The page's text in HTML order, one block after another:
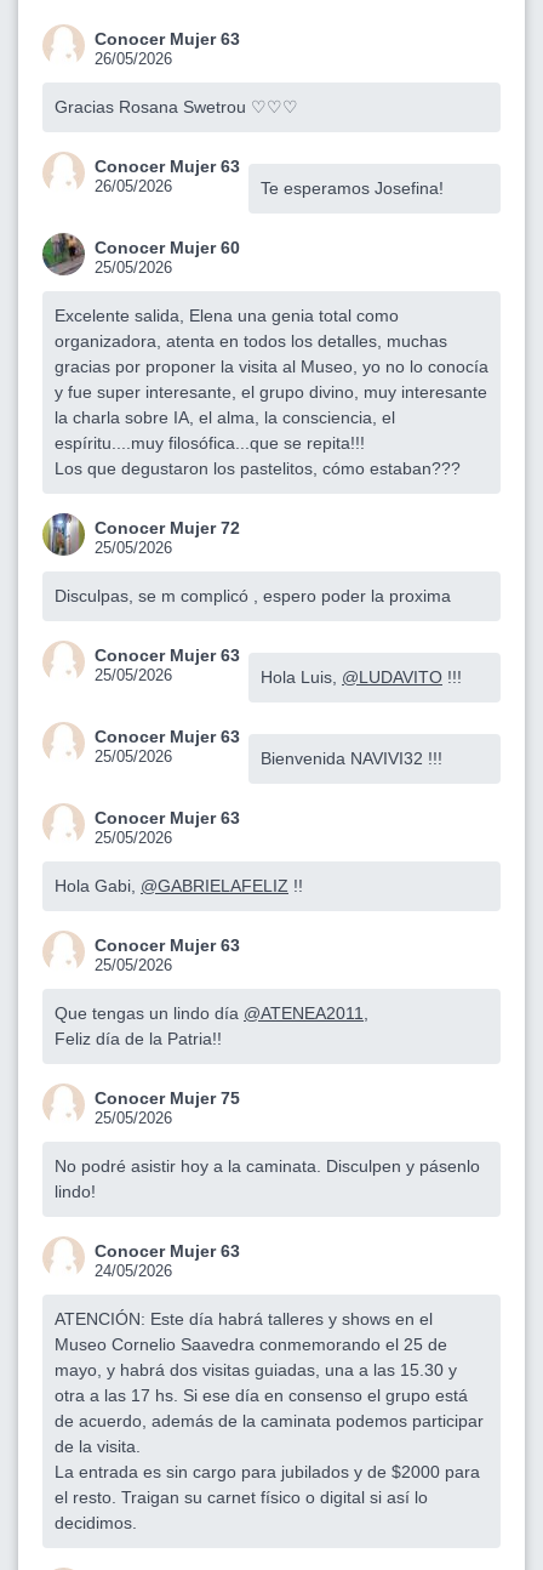
Conocer Mujer 63
26/05/2026
Gracias Rosana Swetrou ♡♡♡
Conocer Mujer 63
26/05/2026 Te esperamos Josefina!
Conocer Mujer 60
25/05/2026
Excelente salida, Elena una genia total como
organizadora, atenta en todos los detalles, muchas
gracias por proponer la visita al Museo, yo no lo conocía
y fue super interesante, el grupo divino, muy interesante
la charla sobre IA, el alma, la consciencia, el
espíritu....muy filosófica...que se repita!!!
Los que degustaron los pastelitos, cómo estaban???
Conocer Mujer 72
25/05/2026
Disculpas, se m complicó , espero poder la proxima
Conocer Mujer 63
25/05/2026 Hola Luis, @LUDAVITO !!!
Conocer Mujer 63
25/05/2026 Bienvenida NAVIVI32 !!!
Conocer Mujer 63
25/05/2026
Hola Gabi, @GABRIELAFELIZ !!
Conocer Mujer 63
25/05/2026
Que tengas un lindo día @ATENEA2011
Feliz día de la Patria!!
Conocer Mujer 75
25/05/2026
No podré asistir hoy a la caminata. Disculpen y pásenlo
lindo!
Conocer Mujer 63
24/05/2026
ATENCIÓN: Este día habrá talleres y shows en el
Museo Cornelio Saavedra conmemorando el 25 de
mayo, y habrá dos visitas guiadas, una a las 15.30 y
otra a las 17 hs. Si ese día en consenso el grupo está
de acuerdo, además de la caminata podemos participar
de la visita.
La entrada es sin cargo para jubilados y de $2000 para
el resto. Traigan su carnet físico o digital si así lo
decidimos.